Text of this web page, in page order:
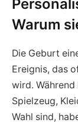
Warum
Die Geburt
Ereignis, das
wird.
Spielzeug,
Wahl sind,